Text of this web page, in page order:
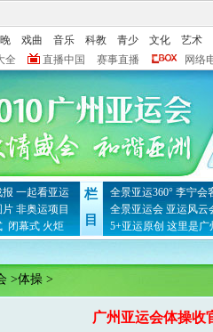
戏曲 音乐 科教 青少 文化
艺术
全 直播中国 赛事直播 网络
报 一起看亚运
片 非奥运项目
闭幕式 火炬
栏
目
全景亚运360° 李宁会
全景亚运会 亚运风云
5+亚运原创 这里是广
>体操 >
广州亚运会体操收